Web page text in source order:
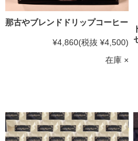
那古やブレンドドリップコーヒー
¥4,860(税抜 ¥4,500)
在庫 ×